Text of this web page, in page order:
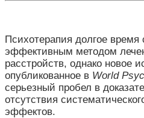
Психотерапия долгое
эффективным методом
расстройств, однако новое
опубликованное в World
серьезный пробел в
отсутствия
эффектов.